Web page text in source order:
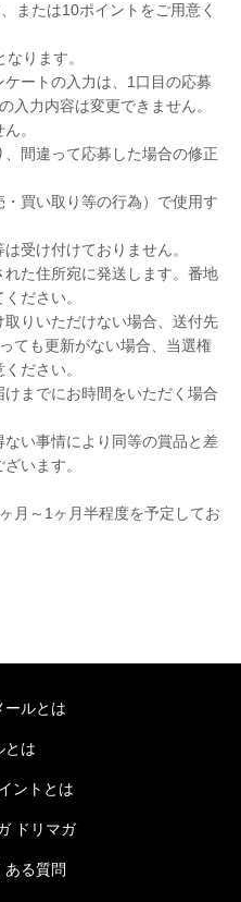
または10ポイントをご用意く
ります。
ートの入力は、1口目の応募
入力内容は変更できません。
。
間違って応募した場合の修正
買い取り等の行為）で使用す
受け付けておりません。
た住所宛に発送します。番地
ださい。
りいただけない場合、送付先
ても更新がない場合、当選権
ださい。
までにお時間をいただく場合
い事情により同等の賞品と差
います。
月～1ヶ月半程度を予定してお
ールとは
とは
ントとは
ドリマガ
ある質問